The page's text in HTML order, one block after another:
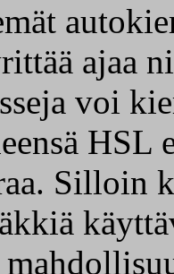
ajaa
voi
Silloin